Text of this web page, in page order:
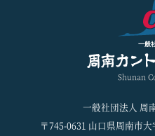
一般
Shunan
一般社団法人 周
〒745-0631 山口県周南市